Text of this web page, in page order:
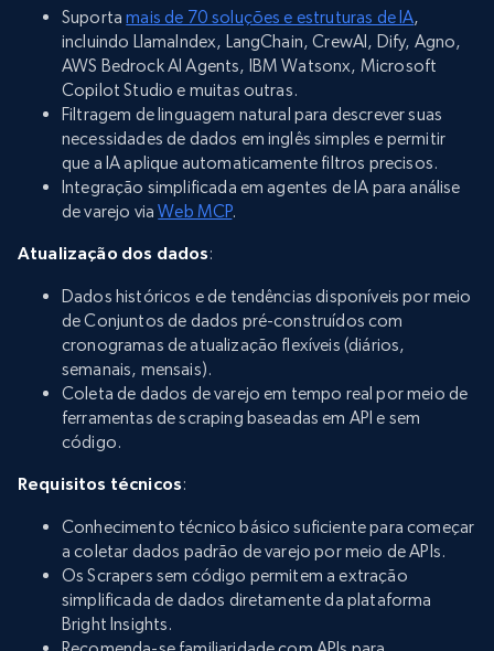
Suportamais de 70 soluções e estruturas de IA,
incluindo LlamaIndex, LangChain, CrewAI, Dify, Agno,
AWS Bedrock AI Agents, IBM Watsonx, Microsoft
Copilot Studio e muitas outras.
Filtragem de linguagem natural para descrever suas
necessidades de dados em inglês simples e permitir
que a IA aplique automaticamente filtros precisos.
Integração simplificada em agentes de IA para análise
de varejo viaWeb MCP.
Atualização dos dados:
Dados históricos e de tendências disponíveis por meio
de Conjuntos de dados pré-construídos com
cronogramas de atualização flexíveis (diários,
semanais, mensais).
Coleta de dados de varejo em tempo real por meio de
ferramentas de scraping baseadas em API e sem
código.
Requisitos técnicos:
Conhecimento técnico básico suficiente para começar
a coletar dados padrão de varejo por meio de APIs.
Os Scrapers sem código permitem a extração
simplificada de dados diretamente da plataforma
Bright Insights.